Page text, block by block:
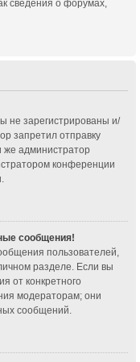
сведения о форумах,
не зарегистрированы и/
запретил отправку
администратор
конференции
сообщения!
пользователей,
разделе. Если вы
от конкретного
модераторам; они
сообщений.